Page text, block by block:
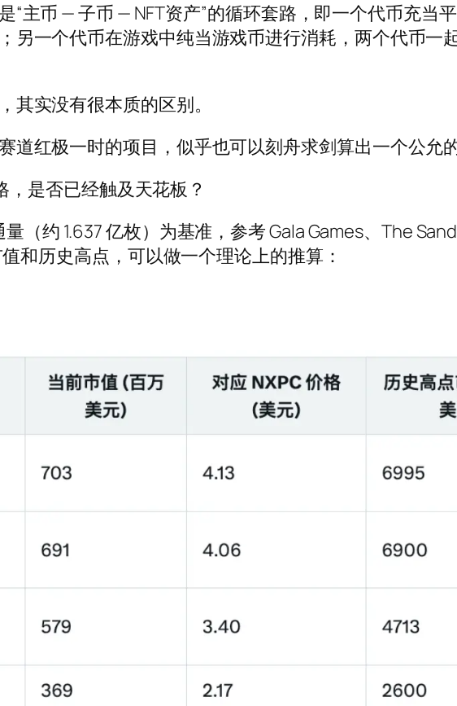
“主币 — 子币 — NFT资产”的循环套路，即一个代币充当
另一个代币在游戏中纯当游戏币进行消耗，两个代币一
其实没有很本质的区别。
道红极一时的项目，似乎也可以刻舟求剑算出一个公允的
，是否已经触及天花板？
量（约 1.637 亿枚）为基准，参考 Gala Games、The
和历史高点，可以做一个理论上的推算：